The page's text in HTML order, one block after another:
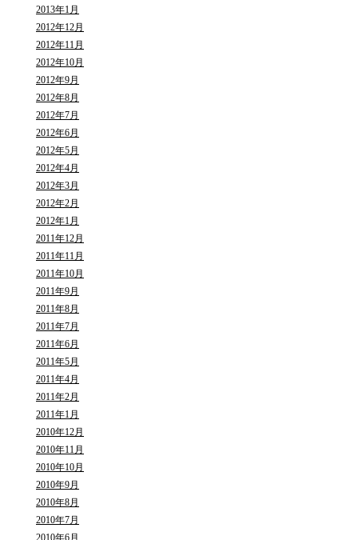
2013年1月
2012年12月
2012年11月
2012年10月
2012年9月
2012年8月
2012年7月
2012年6月
2012年5月
2012年4月
2012年3月
2012年2月
2012年1月
2011年12月
2011年11月
2011年10月
2011年9月
2011年8月
2011年7月
2011年6月
2011年5月
2011年4月
2011年2月
2011年1月
2010年12月
2010年11月
2010年10月
2010年9月
2010年8月
2010年7月
2010年6月